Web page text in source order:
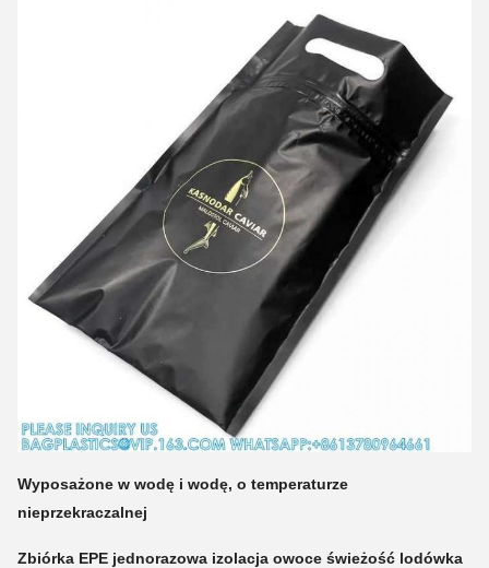
zakupów zakupów zakupów zakupów zakupów zakupów
zakupów zakupów zakupów zakupów zakupów zakupów
zakupów zakupów zakupów zakupów zakupów zakupów
zakupów zakupów zakupów zakupów zakupów zakupów
zakupów zakupów zakupów zakupów zakupów zakupów
zakupów zakupów zakupów zakupów zakupów zakupów
zakupów zakupów zakupów zakupów
Wyposażone w wodę i wodę, o temperaturze
nieprzekraczalnej
Zbiórka EPE jednorazowa izolacja owoce świeżość lodówka